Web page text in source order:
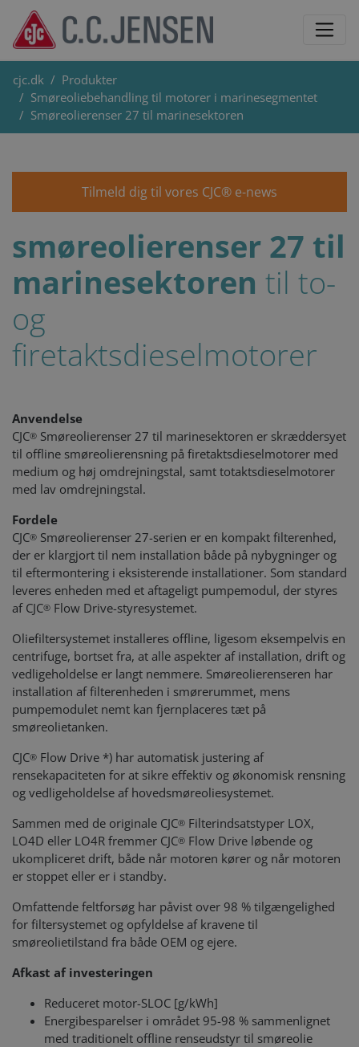
cjc.dk
Produkter
Smøreoliebehandling til motorer i marinesegmentet
Smøreolierenser 27 til marinesektoren
Tilmeld dig til vores CJC® e-news
smøreolierenser 27 til
marinesektoren til to-
og
firetaktsdieselmotorer
Anvendelse
CJC® Smøreolierenser 27 til marinesektoren er skræddersyet
til offline smøreolierensning på firetaktsdieselmotorer med
medium og høj omdrejningstal, samt totaktsdieselmotorer
med lav omdrejningstal.
Fordele
CJC® Smøreolierenser 27-serien er en kompakt filterenhed,
der er klargjort til nem installation både på nybygninger og
til eftermontering i eksisterende installationer. Som standard
leveres enheden med et aftageligt pumpemodul, der styres
af CJC® Flow Drive-styresystemet.
Oliefiltersystemet installeres offline, ligesom eksempelvis en
centrifuge, bortset fra, at alle aspekter af installation, drift og
vedligeholdelse er langt nemmere. Smøreolierenseren har
installation af filterenheden i smørerummet, mens
pumpemodulet nemt kan fjernplaceres tæt på
smøreolietanken.
CJC® Flow Drive *) har automatisk justering af
rensekapaciteten for at sikre effektiv og økonomisk rensning
og vedligeholdelse af hovedsmøreoliesystemet.
Sammen med de originale CJC® Filterindsatstyper LOX,
LO4D eller LO4R fremmer CJC® Flow Drive løbende og
ukompliceret drift, både når motoren kører og når motoren
er stoppet eller er i standby.
Omfattende feltforsøg har påvist over 98 % tilgængelighed
for filtersystemet og opfyldelse af kravene til
smøreolietilstand fra både OEM og ejere.
Afkast af investeringen
Reduceret motor-SLOC [g/kWh]
Energibesparelser i området 95-98 % sammenlignet
med traditionelt offline renseudstyr til smøreolie